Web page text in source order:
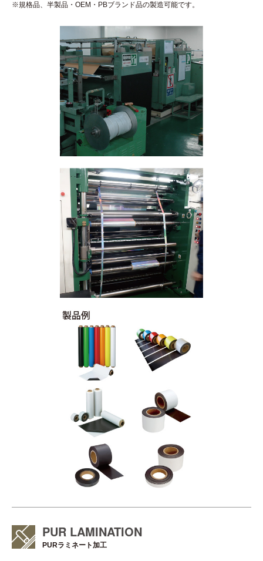
※規格品、半製品・OEM・PBブランド品の製造可能です。
PUR LAMINATION
PURラミネート加工